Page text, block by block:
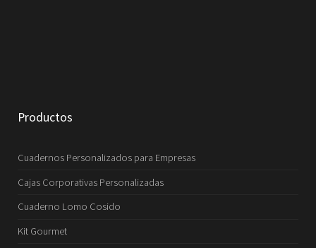
Productos
Cuadernos Personalizados para Empresas
Cajas Corporativas Personalizadas
Cuaderno Lomo Cosido
Kit Gourmet